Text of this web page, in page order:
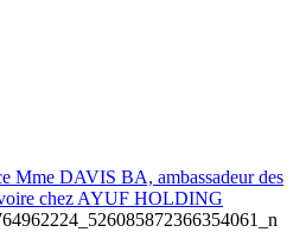
Mme DAVIS BA, ambassadeur des
chez AYUF HOLDING